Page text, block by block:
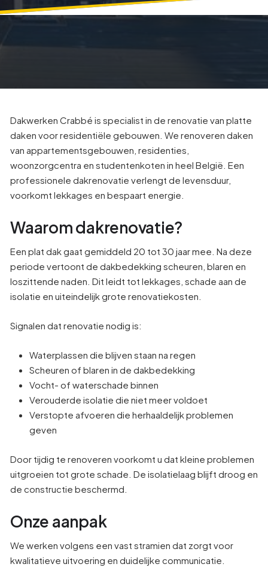
Dakwerken Crabbé is specialist in de renovatie van platte
daken voor residentiële gebouwen. We renoveren daken
van appartementsgebouwen, residenties,
woonzorgcentra en studentenkoten in heel België. Een
professionele dakrenovatie verlengt de levensduur,
voorkomt lekkages en bespaart energie.
Waarom dakrenovatie?
Een plat dak gaat gemiddeld 20 tot 30 jaar mee. Na deze
periode vertoont de dakbedekking scheuren, blaren en
loszittende naden. Dit leidt tot lekkages, schade aan de
isolatie en uiteindelijk grote renovatiekosten.
Signalen dat renovatie nodig is:
Waterplassen die blijven staan na regen
Scheuren of blaren in de dakbedekking
Vocht- of waterschade binnen
Verouderde isolatie die niet meer voldoet
Verstopte afvoeren die herhaaldelijk problemen
geven
Door tijdig te renoveren voorkomt u dat kleine problemen
uitgroeien tot grote schade. De isolatielaag blijft droog en
de constructie beschermd.
Onze aanpak
We werken volgens een vast stramien dat zorgt voor
kwalitatieve uitvoering en duidelijke communicatie.